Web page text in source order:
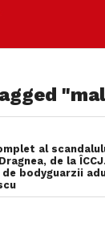
al
de la
bodyguarzii